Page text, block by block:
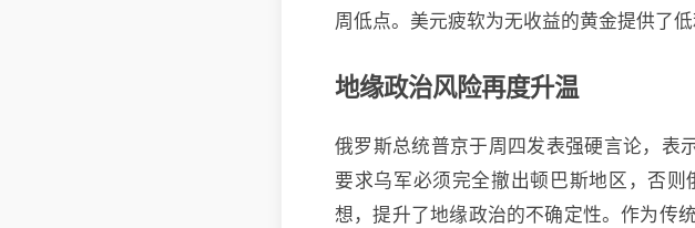
周低点。美元疲软为无收益的黄金提供了
地缘政治风险再度升温
俄罗斯总统普京于周四发表强硬言论，表
要求乌军必须完全撤出顿巴斯地区，否
想，提升了地缘政治的不确定性。作为传